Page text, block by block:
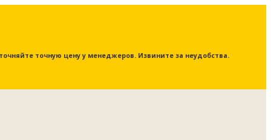
точную цену у менеджеров. Извините за неудобства.